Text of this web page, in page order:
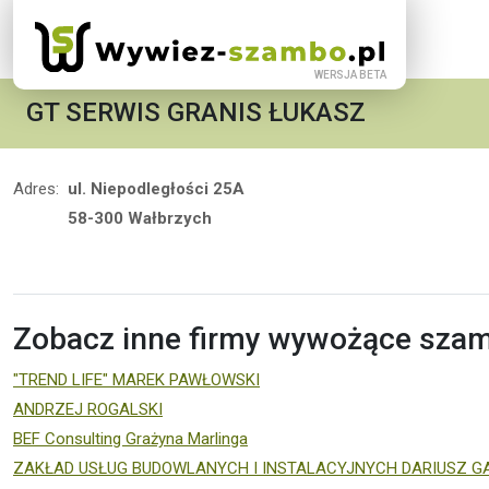
GT SERWIS GRANIS ŁUKASZ
Adres: ul. Niepodległości 25A
58-300 Wałbrzych
Zobacz inne firmy wywożące
"TREND LIFE" MAREK PAWŁOWSKI
ANDRZEJ ROGALSKI
BEF Consulting Grażyna Marlinga
ZAKŁAD USŁUG BUDOWLANYCH I INSTALACYJNYCH DARIUSZ